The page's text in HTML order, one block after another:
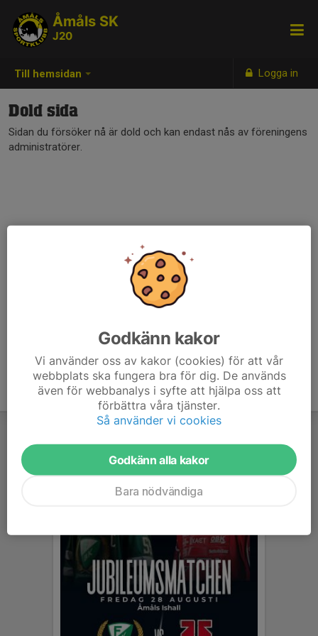
Till hemsidan Logga in
Åmåls SK
J20
Dold sida
Sidan du försöker nå är dold och kan endast nås av föreningens
administratörer.
Godkänn kakor
Vi använder oss av kakor (cookies) för att vår
webbplats ska fungera bra för dig. De används
även för webbanalys i syfte att hjälpa oss att
förbättra våra tjänster.
Så använder vi cookies
Godkänn alla kakor
Bara nödvändiga